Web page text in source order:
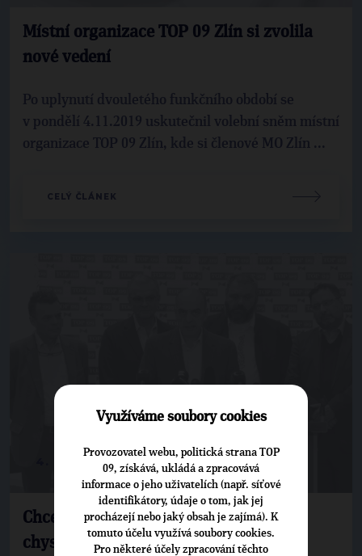
Místní organizace TOP 09 Zlín si zvolila
nové vedení
Po uplynutí dvouletého funkčního období se
v pondělí 4.11.2019 uskutečnil volební sněm místní
organizace TOP 09 Zlín, kde si členové MO Zlín ...
CELÝ ČLÁNEK
Chcete vědět, co TOP 09 dělá nebo co
chystá za akce? Přihlašte se k odběru
Využíváme soubory cookies
Provozovatel webu, politická strana TOP
09, získává, ukládá a zpracovává
informace o jeho uživatelích (např. síťové
identifikátory, údaje o tom, jak jej
procházejí nebo jaký obsah je zajímá). K
tomuto účelu využívá soubory cookies.
Pro některé účely zpracování těchto